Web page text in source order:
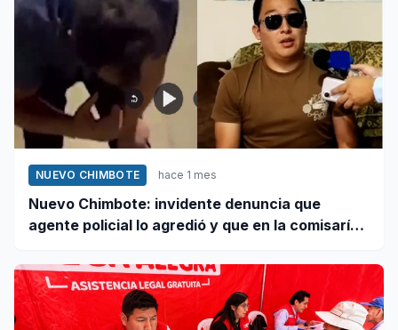
NUEVO CHIMBOTE hace 1 mes
Nuevo Chimbote: invidente denuncia que
agente policial lo agredió y que en la comisaría